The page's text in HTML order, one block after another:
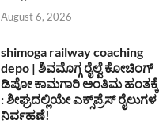
August 6, 2026
shimoga railway coaching
depo | ಶಿವಮೊಗ್ಗ ರೈಲ್ವೆ ಕೋಚಿಂಗ್
ಡಿಪೋ ಕಾಮಗಾರಿ ಅಂತಿಮ ಹಂತಕ್ಕೆ
: ಶೀಘ್ರದಲ್ಲಿಯೇ ಎಕ್ಸ್‌ಪ್ರೆಸ್ ರೈಲುಗಳ
ನಿರ್ವಹಣೆ!